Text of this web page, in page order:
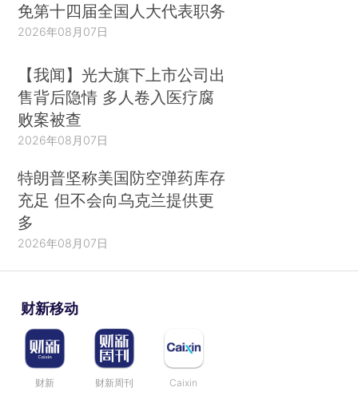
免第十四届全国人大代表职务
2026年08月07日
【我闻】光大旗下上市公司出
售背后隐情 多人卷入医疗腐
败案被查
2026年08月07日
特朗普坚称美国防空弹药库存
充足 但不会向乌克兰提供更
多
2026年08月07日
财新移动
财新 财新周刊 Caixin